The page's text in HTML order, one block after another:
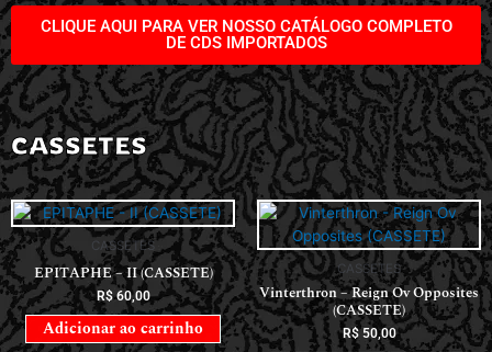
CLIQUE AQUI PARA VER NOSSO CATÁLOGO COMPLETO
DE CDS IMPORTADOS
CASSETES
CASSETES
EPITAPHE – II (CASSETE)
R$60,00
Adicionar ao carrinho
CASSETES
Vinterthron – Reign Ov Opposites
(CASSETE)
R$50,00